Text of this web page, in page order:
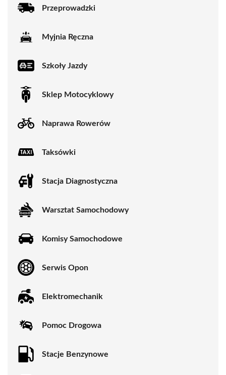
Przeprowadzki
Myjnia Ręczna
Szkoły Jazdy
Sklep Motocyklowy
Naprawa Rowerów
Taksówki
Stacja Diagnostyczna
Warsztat Samochodowy
Komisy Samochodowe
Serwis Opon
Elektromechanik
Pomoc Drogowa
Stacje Benzynowe